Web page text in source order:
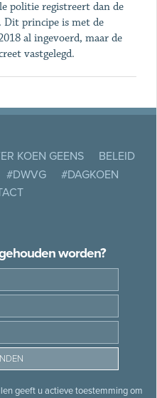
politie registreert dan de
principe is met de
al ingevoerd, maar de
vastgelegd.
KOEN GEENS
BELEID
#DWVG
#DAGKOEN
worden?
geeft u actieve toestemming om